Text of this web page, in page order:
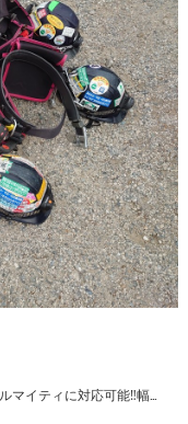
☆未経験者大歓迎 電気工事に関する事ならオールマイティに対応可能‼幅広く技術を身に付けて頂けます（室内配線・室外配線、スイッチコンセント取付け、照明器具取付け、配電盤取付け、エアコン取付け、LANケーブル配線、アンテナ取付けなど） 先輩社員が一から指導を行うため未経験の方でも安心して働いていただけます♪ ☆資格支援制度あり 実績があるからこそ社内で教習と経験を積んでいただくことで資格を当社で発行できることができます。 【工具支給致します】 また新品工具と新品作業服を完全支給を致します。 高品質の作業服と工具入社してくれた方には支給致します♪